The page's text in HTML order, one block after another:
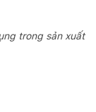
trong sản xuất